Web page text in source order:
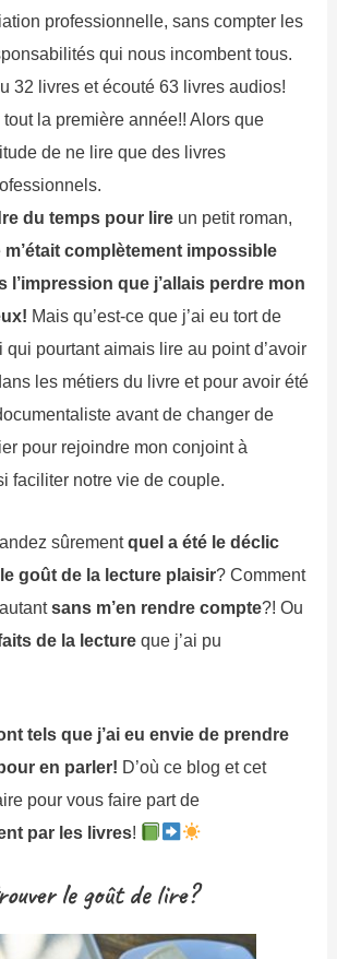
professionnelle, sans compter les
qui nous incombent tous.
32 livres et écouté 63 livres audios!
la première année!! Alors que
de ne lire que des livres
du temps pour lire un petit roman,
m’était complètement impossible
l’impression que j’allais perdre mon
Mais qu’est-ce que j’ai eu tort de
qui pourtant aimais lire au point d’avoir
les métiers du livre et pour avoir été
avant de changer de
pour rejoindre mon conjoint à
faciliter notre vie de couple.
sûrementquel a été le déclic
goût de la lecture plaisir? Comment
autantsans m’en rendre compte?! Ou
de la lectureque j’ai pu
tels que j’ai eu envie de prendre
en parler! D’où ce blog et cet
pour vous faire part de
par les livres!
le goût de lire?